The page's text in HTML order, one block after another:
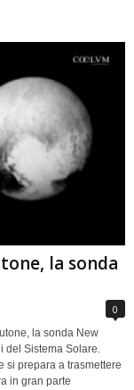
la sonda
0
la sonda New
del Sistema Solare.
si prepara a trasmettere
in gran parte